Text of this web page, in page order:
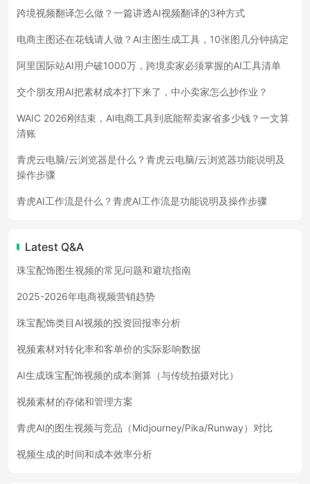
跨境视频翻译怎么做？一篇讲透AI视频翻译的3种方式
电商主图还在花钱请人做？AI主图生成工具，10张图几分钟搞定
阿里国际站AI用户破1000万，跨境卖家必须掌握的AI工具清单
交个朋友用AI把素材成本打下来了，中小卖家怎么抄作业？
WAIC 2026刚结束，AI电商工具到底能帮卖家省多少钱？一文算
清账
青虎云电脑/云浏览器是什么？青虎云电脑/云浏览器功能说明及
操作步骤
青虎AI工作流是什么？青虎AI工作流是功能说明及操作步骤
Latest Q&A
珠宝配饰图生视频的常见问题和避坑指南
2025-2026年电商视频营销趋势
珠宝配饰类目AI视频的投资回报率分析
视频素材对转化率和客单价的实际影响数据
AI生成珠宝配饰视频的成本测算（与传统拍摄对比）
视频素材的存储和管理方案
青虎AI的图生视频与竞品（Midjourney/Pika/Runway）对比
视频生成的时间和成本效率分析